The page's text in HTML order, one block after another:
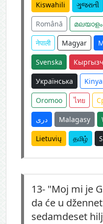
Kiswahili ગુજરાતી
Română മലയാളം
नेपाली Magyar
Svenska
Українська
Oromoo ไทย
دری Malagasy
Lietuvių தமிழ்
13- "Moj mi je
da će u
sedamdeset